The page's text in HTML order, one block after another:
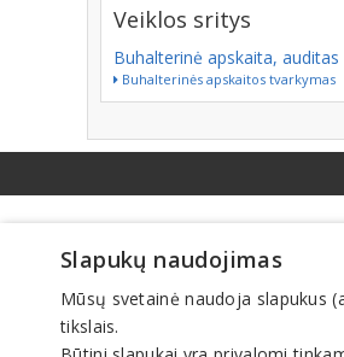
Veiklos sritys
Buhalterinė apskaita, auditas
Buhalterinės apskaitos tvarkymas
Slapukų naudojimas
Mūsų svetainė naudoja slapukus
tikslais.